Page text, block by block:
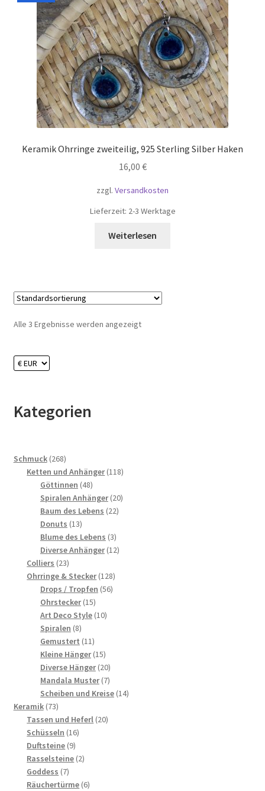
Keramik Ohrringe zweiteilig, 925 Sterling Silber Haken
16,00 €
zzgl. Versandkosten
Lieferzeit: 2-3 Werktage
Weiterlesen
Alle 3 Ergebnisse werden angezeigt
Kategorien
Schmuck 268268
Produkte
Ketten und Anhänger 118118
Göttinnen 4848
Produkte
Spiralen Anhänger 2020
Baum des Lebens 2222
Donuts 1313
Produkte
Blume des Lebens 33
Produkte
Diverse Anhänger 1212
Colliers 2323
Produkte
Ohrringe & Stecker 128128
Drops / Tropfen 5656
Ohrstecker 1515
Produkte
Art Deco Style 1010
Spiralen 88
Produkte
Gemustert 1111
Produkte
Kleine Hänger 1515
Produkte
Diverse Hänger 2020
Produkte
Mandala Muster 77
Produkte
Scheiben und Kreise 1414
Keramik 7373
Produkte
Tassen und Heferl 2020
Schüsseln 1616
Duftsteine 99
Produkte
Rasselsteine 22
Goddess 77
Produkte
Räuchertürme 66